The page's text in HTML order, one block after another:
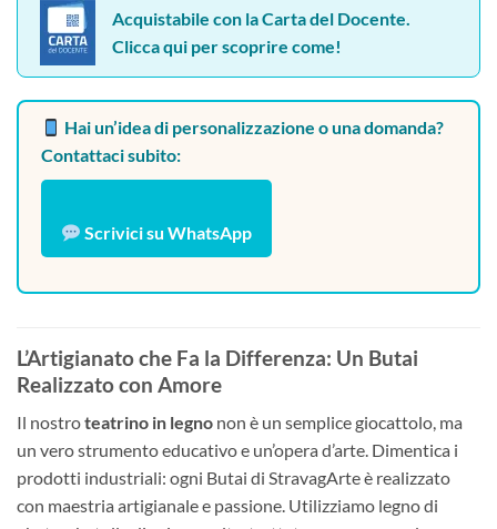
Acquistabile con la Carta del Docente.
Clicca qui per scoprire come!
Hai un’idea di personalizzazione o una domanda?
Contattaci subito:
Scrivici su WhatsApp
L’Artigianato che Fa la Differenza: Un Butai
Realizzato con Amore
Il nostroteatrino in legno non è un semplice giocattolo, ma
un vero strumento educativo e un’opera d’arte. Dimentica i
prodotti industriali: ogni Butai di StravagArte è realizzato
con maestria artigianale e passione. Utilizziamo legno di